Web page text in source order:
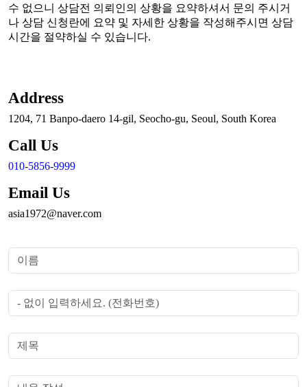
수 없으니 상담전 의뢰인의 상황을 요약하셔서 문의 주시거
나 상담 신청란에 요약 및 자세한 상황을 작성해주시면 상담
시간을 절약하실 수 있습니다.
Address
1204, 71 Banpo-daero 14-gil, Seocho-gu, Seoul, South Korea
Call Us
010-5856-9999
Email Us
asia1972@naver.com